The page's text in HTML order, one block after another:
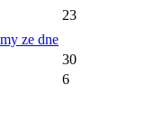
ze dne
23
30
6